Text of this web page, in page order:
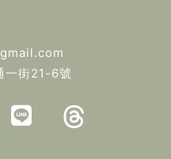
一街21-6號